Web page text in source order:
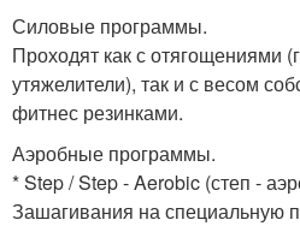
Силовые программы.
Проходят как с отягощениями
утяжелители), так и с весом
фитнес резинками.
Аэробные программы.
* Step / Step - Aerobic (степ -
Зашагивания на специальную